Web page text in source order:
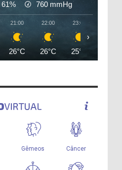
61% 760 mmHg
21:00
26°C
22:00
26°C
23:00
25°C
›